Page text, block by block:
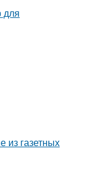
для
газетных